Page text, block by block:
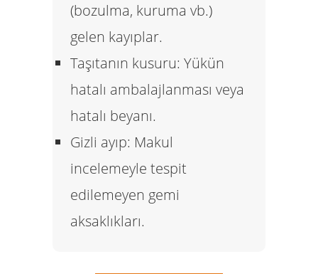
(bozulma, kuruma vb.)
gelen kayıplar.
Taşıtanın kusuru: Yükün
hatalı ambalajlanması veya
hatalı beyanı.
Gizli ayıp: Makul
incelemeyle tespit
edilemeyen gemi
aksaklıkları.